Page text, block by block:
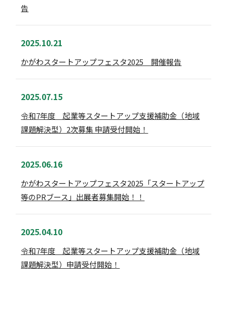
告
2025.10.21
かがわスタートアップフェスタ2025 開催報告
2025.07.15
令和7年度 起業等スタートアップ支援補助金（地域
課題解決型）2次募集 申請受付開始！
2025.06.16
かがわスタートアップフェスタ2025「スタートアップ
等のPRブース」出展者募集開始！！
2025.04.10
令和7年度 起業等スタートアップ支援補助金（地域
課題解決型）申請受付開始！